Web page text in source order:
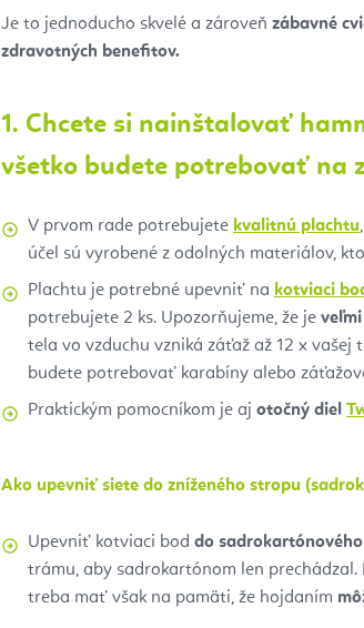
Je to jednoducho skvelé a zároveň zábavné
zdravotných benefitov.
1. Chcete si nainštalovať
všetko budete potrebovať na
V prvom rade potrebujete kvalitnú plachtu
účel sú vyrobené z odolných materiálov,
Plachtu je potrebné upevniť na kotviaci
potrebujete 2 ks. Upozorňujeme, že je
tela vo vzduchu vzniká záťaž až 12 x
budete potrebovať karabíny alebo
Praktickým pomocníkom je aj otočný diel
Ako upevniť siete do zníženého stropu
Upevniť kotviaci bod do
trámu, aby sadrokartónom len
treba mať však na pamäti, že hojdaním